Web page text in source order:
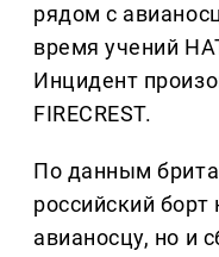
рядом с
время учений
Инцидент
FIRECREST.
По данным
российский борт
авианосцу, но и